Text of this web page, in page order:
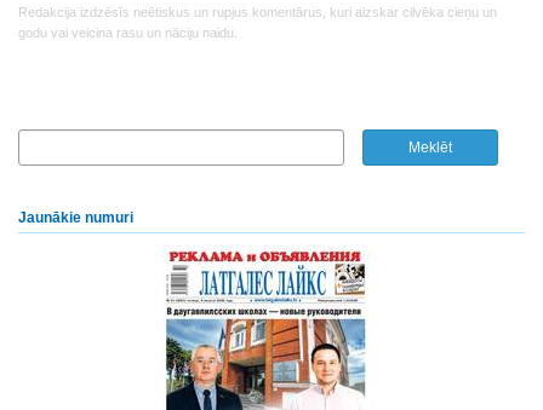
Redakcija izdzēsīs neētiskus un rupjus komentārus, kuri aizskar cilvēka cieņu un
godu vai veicina rasu un nāciju naidu.
Jaunākie numuri